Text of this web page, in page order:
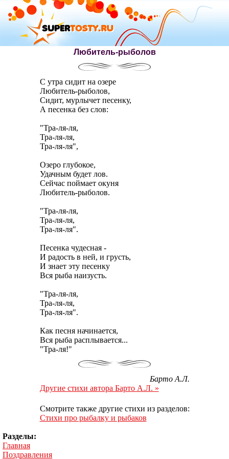
Любитель-рыболов
С утра сидит на озере
Любитель-рыболов,
Сидит, мурлычет песенку,
А песенка без слов:
"Тра-ля-ля,
Тра-ля-ля,
Тра-ля-ля",
Озеро глубокое,
Удачным будет лов.
Сейчас поймает окуня
Любитель-рыболов.
"Тра-ля-ля,
Тра-ля-ля,
Тра-ля-ля".
Песенка чудесная -
И радость в ней, и грусть,
И знает эту песенку
Вся рыба наизусть.
"Тра-ля-ля,
Тра-ля-ля,
Тра-ля-ля".
Как песня начинается,
Вся рыба расплывается...
"Тра-ля!"
Барто А.Л.
Другие стихи автора Барто А.Л. »
Смотрите также другие стихи из разделов:
Стихи про рыбалку и рыбаков
Разделы:
Главная
Поздравления